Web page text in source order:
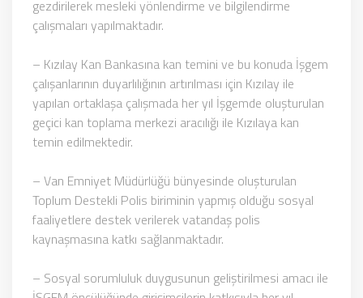
gezdirilerek mesleki yönlendirme ve bilgilendirme
çalışmaları yapılmaktadır.
– Kızılay Kan Bankasına kan temini ve bu konuda İşgem
çalışanlarının duyarlılığının artırılması için Kızılay ile
yapılan ortaklaşa çalışmada her yıl İşgemde oluşturulan
geçici kan toplama merkezi aracılığı ile Kızılaya kan
temin edilmektedir.
– Van Emniyet Müdürlüğü bünyesinde oluşturulan
Toplum Destekli Polis biriminin yapmış olduğu sosyal
faaliyetlere destek verilerek vatandaş polis
kaynaşmasına katkı sağlanmaktadır.
– Sosyal sorumluluk duygusunun geliştirilmesi amacı ile